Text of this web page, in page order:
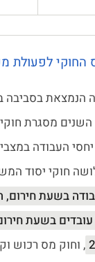
החוקי לפעולת
הנמצאת בסביבה
מסגרת
העבודה
חוקי יסוד
בשעת חירום,
בשעת
, וחוק מס רכוש